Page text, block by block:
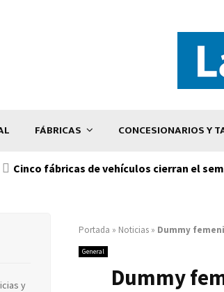
FÁBRICAS CONCESIONARIOS Y
Cinco fábricas de vehículos cierran el
Portada » Noticias » Dummy
General
Dummy
y